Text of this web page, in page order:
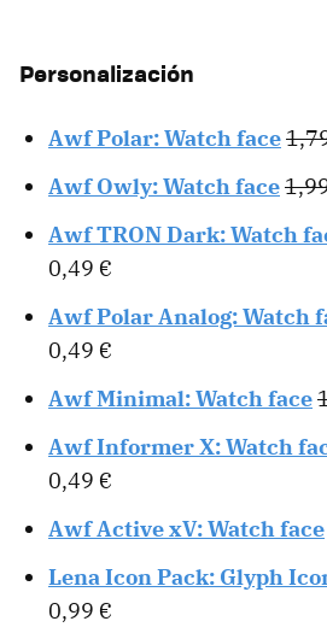
Personalización
Awf Polar: Watch face
Awf Owly: Watch face
Awf TRON Dark: Watch
0,49 €
Awf Polar Analog: Watch
0,49 €
Awf Minimal: Watch face
Awf Informer X: Watch
0,49 €
Awf Active xV: Watch face
Lena Icon Pack: Glyph
0,99 €